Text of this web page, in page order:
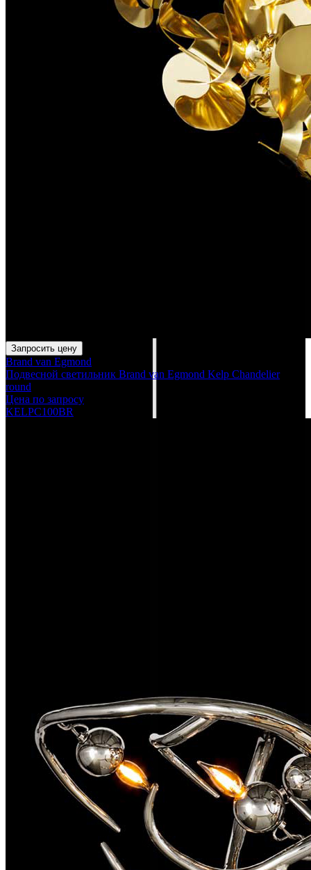
Запросить цену
Brand van Egmond
Подвесной светильник Brand van Egmond Kelp Chandelier
round
Цена по запросу
KELPC100BR